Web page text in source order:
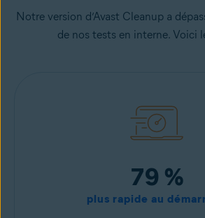
Notre version d’Avast Cleanup a
de nos tests en interne. Voici
79 %
plus rapide au